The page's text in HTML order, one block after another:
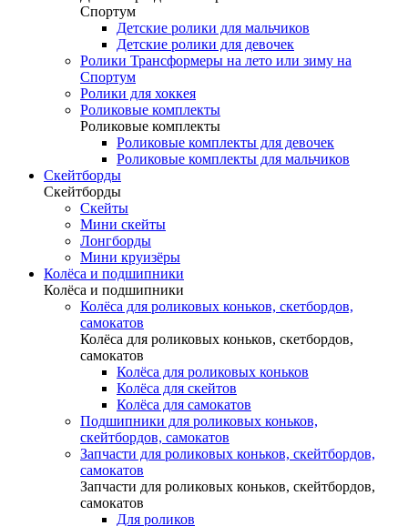
Спортум
Детские ролики для мальчиков
Детские ролики для девочек
Ролики Трансформеры на лето или зиму на
Спортум
Ролики для хоккея
Роликовые комплекты
Роликовые комплекты
Роликовые комплекты для девочек
Роликовые комплекты для мальчиков
Скейтборды
Скейтборды
Скейты
Мини скейты
Лонгборды
Мини круизёры
Колёса и подшипники
Колёса и подшипники
Колёса для роликовых коньков, скетбордов,
самокатов
Колёса для роликовых коньков, скетбордов,
самокатов
Колёса для роликовых коньков
Колёса для скейтов
Колёса для самокатов
Подшипники для роликовых коньков,
скейтбордов, самокатов
Запчасти для роликовых коньков, скейтбордов,
самокатов
Запчасти для роликовых коньков, скейтбордов,
самокатов
Для роликов